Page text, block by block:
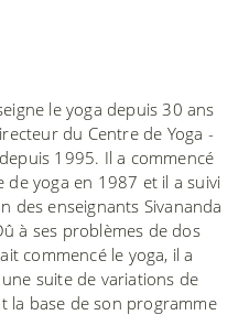
le yoga depuis 30 ans
du Centre de Yoga -
1995. Il a commencé
de yoga en 1987 et il a suivi
des enseignants Sivananda
à ses problèmes de dos
commencé le yoga, il a
suite de variations de
la base de son programme